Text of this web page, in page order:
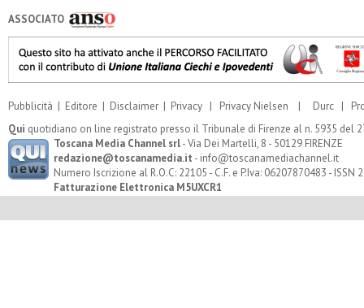
ASSOCIATO
Pubblicità | Editore | Disclaimer | Privacy | Privacy Nielsen | Durc |
Qui quotidiano on line registrato presso il Tribunale di Firenze al n. 5935 del
Toscana Media Channel srl- Via Dei Martelli, 8 - 50129 FIRENZE
redazione@toscanamedia.it - info@toscanamediachannel.it
Numero Iscrizione al R.O.C: 22105 - C.F. e P.Iva: 06207870483 - ISSN
Fatturazione Elettronica M5UXCR1